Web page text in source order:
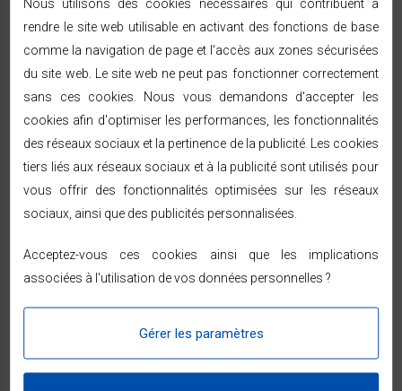
- Protection contre la surchauffe - Classe I
- Puissance assignée: 1500W
- Puissance thermique maximale: 1500W
- Garantie légale de conformité: 2 ans
Programmation et régulation grâce à un thermostat
électronique pour une meilleure économie d'énergie.
FICHE TECHNIQUE
Poids 6.40 kg
rendre le site web utilisable en activant des fonctions de base
comme la navigation de page et l'accès aux zones sécurisées
du site web. Le site web ne peut pas fonctionner correctement
sans ces cookies. Nous vous demandons d'accepter les
cookies afin d'optimiser les performances, les fonctionnalités
des réseaux sociaux et la pertinence de la publicité. Les cookies
tiers liés aux réseaux sociaux et à la publicité sont utilisés pour
vous offrir des fonctionnalités optimisées sur les réseaux
sociaux, ainsi que des publicités personnalisées.
Acceptez-vous ces cookies ainsi que les implications
associées à l'utilisation de vos données personnelles ?
Gérer les paramètres